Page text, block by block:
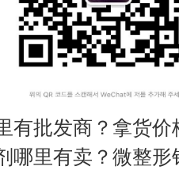
有批发商？拿货价
哪里有卖？微整